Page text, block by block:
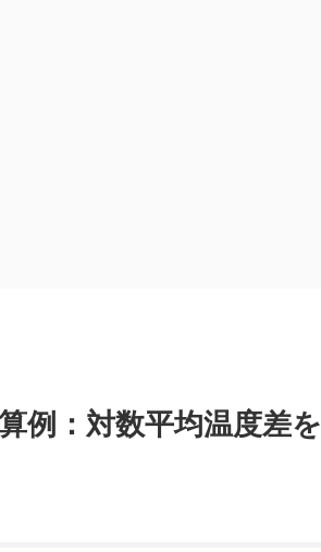
例：対数平均温度差を